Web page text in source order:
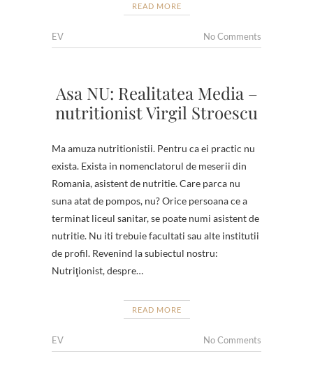
READ MORE
EV No Comments
Asa NU: Realitatea Media –
nutritionist Virgil Stroescu
Ma amuza nutritionistii. Pentru ca ei practic nu
exista. Exista in nomenclatorul de meserii din
Romania, asistent de nutritie. Care parca nu
suna atat de pompos, nu? Orice persoana ce a
terminat liceul sanitar, se poate numi asistent de
nutritie. Nu iti trebuie facultati sau alte institutii
de profil. Revenind la subiectul nostru:
Nutriţionist, despre…
READ MORE
EV No Comments